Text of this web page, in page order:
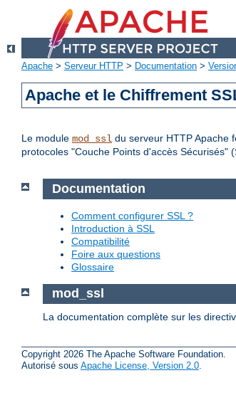
Apache > Serveur HTTP > Documentation >
Apache et le Chiffrement
Le module mod_ssl du serveur HTTP Apache
protocoles "Couche Points d'accès Sécurisés"
Documentation
Comment configurer SSL ?
Introduction à SSL
Compatibilité
Foire aux questions
Glossaire
mod_ssl
La documentation complète sur les
Copyright 2026 The Apache Software Foundation.
Autorisé sous Apache License, Version 2.0.